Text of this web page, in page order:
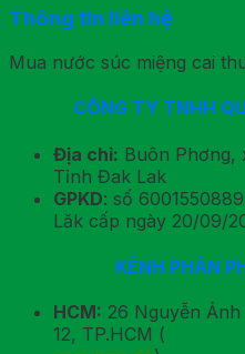
Thông tin liên hệ
Mua nước súc miệng cai
CÔNG TY TNHH
Địa chỉ: Buôn Phơng,
Tỉnh Đak Lak
GPKD: số
Lăk cấp ngày 20/09/
KÊNH PHÂN
HCM: 26 Nguyễn
12, TP.HCM (